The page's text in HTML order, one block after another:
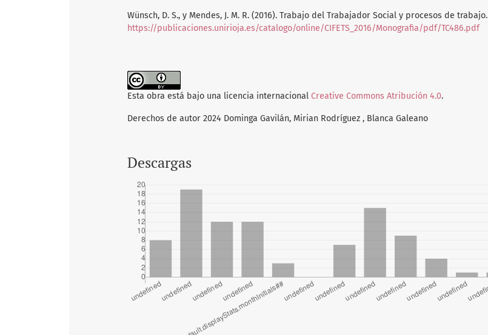
Wünsch, D. S., y Mendes, J. M. R. (2016). Trabajo del Trabajador Social y procesos de trabajo.
https://publicaciones.unirioja.es/catalogo/online/CIFETS_2016/Monografia/pdf/TC486.pdf
Esta obra está bajo una licencia internacional Creative Commons Atribución 4.0.
Derechos de autor 2024 Dominga Gavilán, Mirian Rodríguez , Blanca Galeano
Descargas